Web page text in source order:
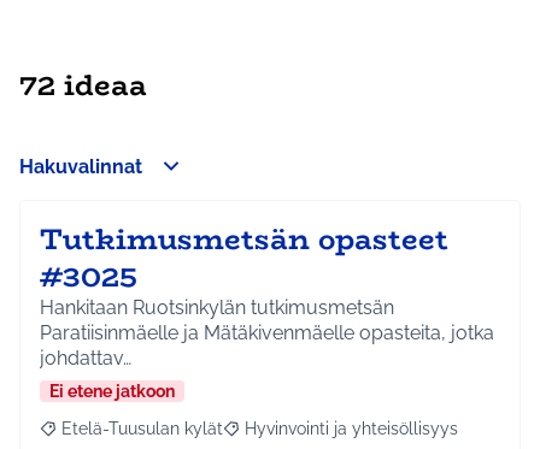
72 ideaa
Hakuvalinnat
Tutkimusmetsän opasteet
#3025
Hankitaan Ruotsinkylän tutkimusmetsän
Paratiisinmäelle ja Mätäkivenmäelle opasteita, jotka
johdattav…
Ei etene jatkoon
Rajaa tulokset aihepiirin mukaan: Etelä-Tuusulan kylät
Etelä-Tuusulan kylät Rajaa tulokset teeman mukaan:
Hyvinvointi ja yhteisöllisyys